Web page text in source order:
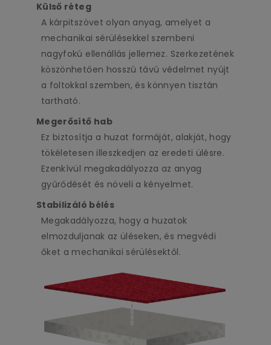
Külső réteg
A kárpitszövet olyan anyag, amelyet a
mechanikai sérülésekkel szembeni
nagyfokú ellenállás jellemez. Szerkezetének
köszönhetően hosszú távú védelmet nyújt
a foltokkal szemben, és könnyen tisztán
tartható.
Megerősítő hab
Ez biztosítja a huzat formáját, alakját, hogy
tökéletesen illeszkedjen az eredeti ülésre.
Ezenkívül megakadályozza az anyag
gyűrődését és növeli a kényelmet.
Stabilizáló bélés
Megakadályozza, hogy a huzatok
elmozduljanak az üléseken, és megvédi
őket a mechanikai sérülésektől.